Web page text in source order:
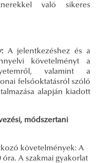
való sikeres
A jelentkezéshez és a
követelményt a
valamint a
felsőoktatásról szóló
alapján kiadott
módszertani
követelmények: A
óra. A szakmai gyakorlat